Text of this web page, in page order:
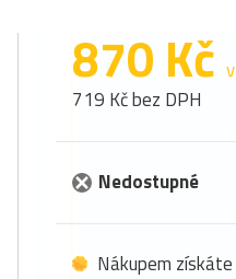
870 Kč
719 Kč bez DPH
Nedostupné
Nákupem získáte